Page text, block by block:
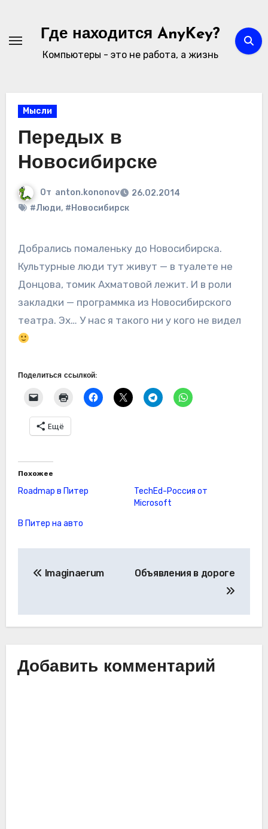
содержимомуГде находится AnyKey?
Компьютеры - это не работа, а жизнь
Мысли
Передых в
Новосибирске
От anton.kononov
26.02.2014
#Люди, #Новосибирск
Добрались помаленьку до Новосибирска.
Культурные люди тут живут — в туалете не
Донцова, томик Ахматовой лежит. И в роли
закладки — программка из Новосибирского
театра. Эх… У нас я такого ни у кого не видел
Поделиться ссылкой:
Ещё
Похожее
Roadmap в Питер
TechEd-Россия от
Microsoft
В Питер на авто
Imaginaerum Объявления в дороге
Добавить комментарий